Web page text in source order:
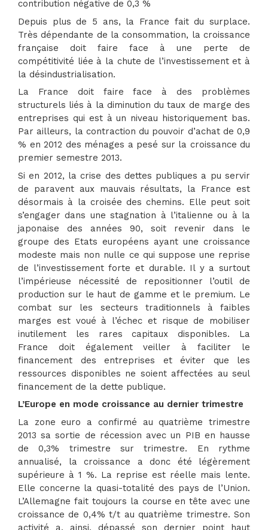
contribution négative de 0,3 %
Depuis plus de 5 ans, la France fait du surplace.
Très dépendante de la consommation, la croissance
française doit faire face à une perte de
compétitivité liée à la chute de l’investissement et à
la désindustrialisation.
La France doit faire face à des problèmes
structurels liés à la diminution du taux de marge des
entreprises qui est à un niveau historiquement bas.
Par ailleurs, la contraction du pouvoir d’achat de 0,9
% en 2012 des ménages a pesé sur la croissance du
premier semestre 2013.
Si en 2012, la crise des dettes publiques a pu servir
de paravent aux mauvais résultats, la France est
désormais à la croisée des chemins. Elle peut soit
s’engager dans une stagnation à l’italienne ou à la
japonaise des années 90, soit revenir dans le
groupe des Etats européens ayant une croissance
modeste mais non nulle ce qui suppose une reprise
de l’investissement forte et durable. Il y a surtout
l’impérieuse nécessité de repositionner l’outil de
production sur le haut de gamme et le premium. Le
combat sur les secteurs traditionnels à faibles
marges est voué à l’échec et risque de mobiliser
inutilement les rares capitaux disponibles. La
France doit également veiller à faciliter le
financement des entreprises et éviter que les
ressources disponibles ne soient affectées au seul
financement de la dette publique.
L’Europe en mode croissance au dernier trimestre
La zone euro a confirmé au quatrième trimestre
2013 sa sortie de récession avec un PIB en hausse
de 0,3% trimestre sur trimestre. En rythme
annualisé, la croissance a donc été légèrement
supérieure à 1 %. La reprise est réelle mais lente.
Elle concerne la quasi-totalité des pays de l’Union.
L’Allemagne fait toujours la course en tête avec une
croissance de 0,4% t/t au quatrième trimestre. Son
activité a, ainsi, dépassé son dernier point haut